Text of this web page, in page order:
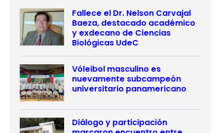
Fallece el Dr. Nelson Carvajal
Baeza, destacado académico
y exdecano de Ciencias
Biológicas UdeC
Vóleibol masculino es
nuevamente subcampeón
universitario panamericano
Diálogo y participación